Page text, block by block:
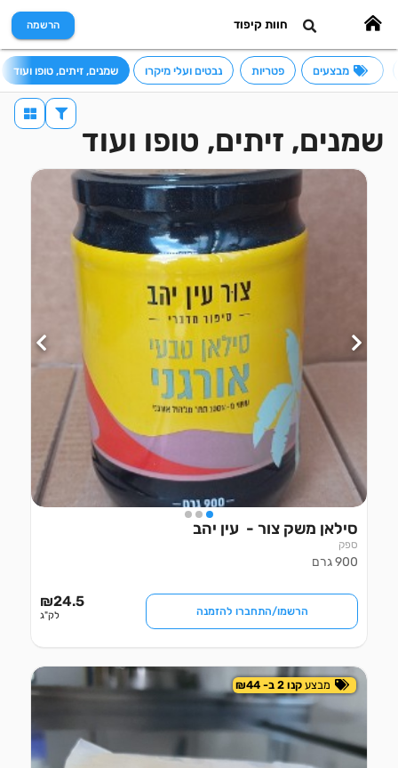
חוות קיפוד הרשמה
מבצעים פטריות נבטים ועלי מיקרו שמנים, זיתים, טופו ועוד
שמנים, זיתים, טופו ועוד
סילאן משק צור -  עין יהב
ספק
900 גרם
הרשמו/התחברו להזמנה
₪24.5
לק"ג
מבצע קנו 2 ב- ₪44